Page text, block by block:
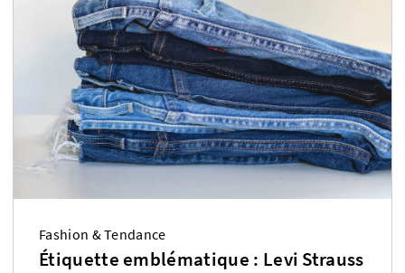
Fashion & Tendance
Étiquette emblématique : Levi Strauss